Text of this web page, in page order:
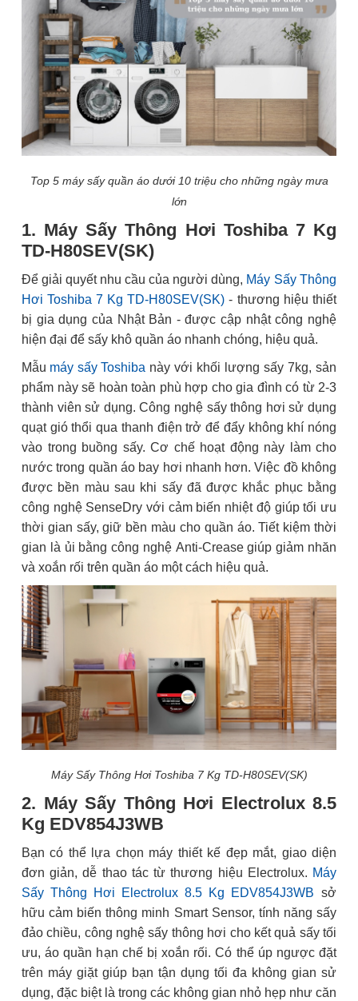
Top 5 máy sấy quần áo dưới 10 triệu cho những ngày mưa
lớn
1. Máy Sấy Thông Hơi Toshiba 7 Kg
TD-H80SEV(SK)
Để giải quyết nhu cầu của người dùng, Máy Sấy Thông
Hơi Toshiba 7 Kg TD-H80SEV(SK) - thương hiệu thiết
bị gia dụng của Nhật Bản - được cập nhật công nghệ
hiện đại để sấy khô quần áo nhanh chóng, hiệu quả.
Mẫu máy sấy Toshiba này với khối lượng sấy 7kg, sản
phẩm này sẽ hoàn toàn phù hợp cho gia đình có từ 2-3
thành viên sử dụng. Công nghệ sấy thông hơi sử dụng
quạt gió thổi qua thanh điện trở để đẩy không khí nóng
vào trong buồng sấy. Cơ chế hoạt động này làm cho
nước trong quần áo bay hơi nhanh hơn. Việc đồ không
được bền màu sau khi sấy đã được khắc phục bằng
công nghệ SenseDry với cảm biến nhiệt độ giúp tối ưu
thời gian sấy, giữ bền màu cho quần áo. Tiết kiệm thời
gian là ủi bằng công nghệ Anti-Crease giúp giảm nhăn
và xoắn rối trên quần áo một cách hiệu quả.
Máy Sấy Thông Hơi Toshiba 7 Kg TD-H80SEV(SK)
2. Máy Sấy Thông Hơi Electrolux 8.5
Kg EDV854J3WB
Bạn có thể lựa chọn máy thiết kế đẹp mắt, giao diện
đơn giản, dễ thao tác từ thương hiệu Electrolux. Máy
Sấy Thông Hơi Electrolux 8.5 Kg EDV854J3WB sở
hữu cảm biến thông minh Smart Sensor, tính năng sấy
đảo chiều, công nghệ sấy thông hơi cho kết quả sấy tối
ưu, áo quần hạn chế bị xoắn rối. Có thể úp ngược đặt
trên máy giặt giúp bạn tận dụng tối đa không gian sử
dụng, đặc biệt là trong các không gian nhỏ hẹp như căn